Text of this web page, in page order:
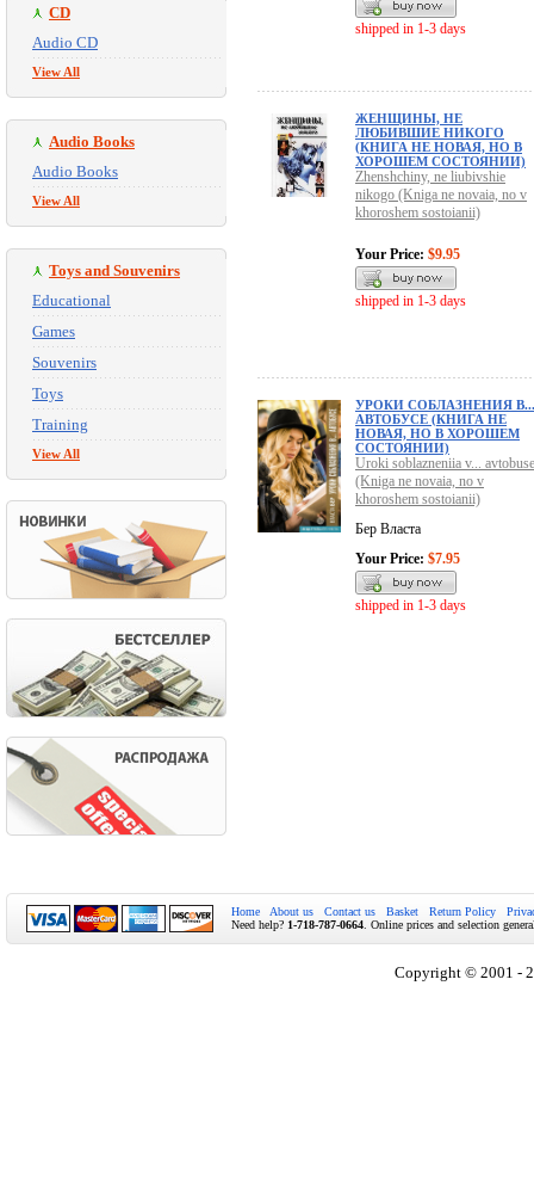
CD
Audio CD
View All
Audio Books
Audio Books
View All
Toys and Souvenirs
Educational
Games
Souvenirs
Toys
Training
View All
shipped in 1-3 days
ЖЕНЩИНЫ, НЕ
ЛЮБИВШИЕ НИКОГО
(КНИГА НЕ НОВАЯ, НО В
ХОРОШЕМ СОСТОЯНИИ)
Zhenshchiny, ne liubivshie
nikogo (Kniga ne novaia, no v
khoroshem sostoianii)
Your Price: $9.95
shipped in 1-3 days
УРОКИ СОБЛАЗНЕНИЯ В...
АВТОБУСЕ (КНИГА НЕ
НОВАЯ, НО В ХОРОШЕМ
СОСТОЯНИИ)
Uroki soblazneniia v... avtobuse
(Kniga ne novaia, no v
khoroshem sostoianii)
Бер Власта
Your Price: $7.95
shipped in 1-3 days
Home About us Contact us Basket Return Policy
Need help? 1-718-787-0664 . Online prices and selection
Copyright © 2001 -